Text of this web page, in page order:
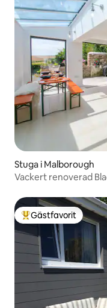
Stuga i Malborough
Vackert renoverad
Populär gästfavorit
Gästfavorit